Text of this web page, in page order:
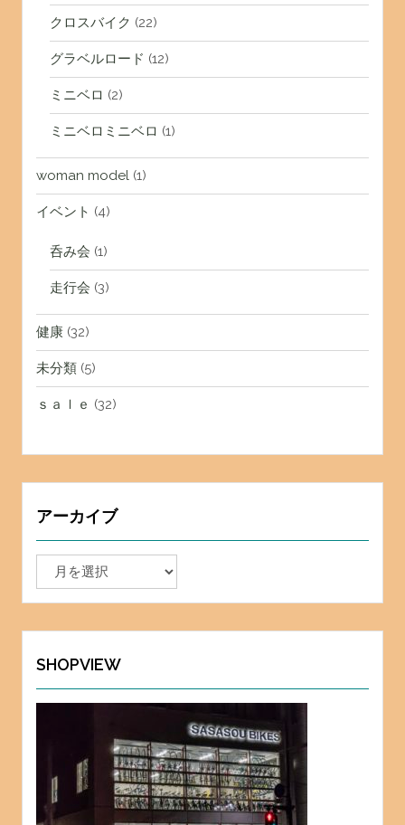
クロスバイク (22)
グラベルロード (12)
ミニベロ (2)
ミニベロミニベロ (1)
woman model(1)
イベント (4)
呑み会 (1)
走行会 (3)
健康(32)
未分類(5)
ｓａｌｅ (32)
アーカイブ
カ
SHOPVIEW